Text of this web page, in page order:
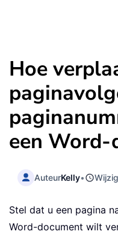
Hoe
een Word-
AuteurKelly•
Stel dat u een pagina
Word-document wilt